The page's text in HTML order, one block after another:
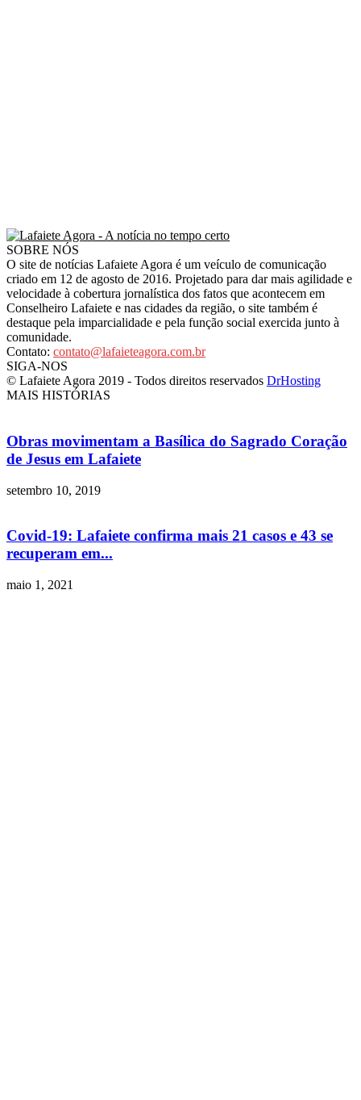
SOBRE NÓS
O site de notícias Lafaiete Agora é um veículo de comunicação
criado em 12 de agosto de 2016. Projetado para dar mais agilidade e
velocidade à cobertura jornalística dos fatos que acontecem em
Conselheiro Lafaiete e nas cidades da região, o site também é
destaque pela imparcialidade e pela função social exercida junto à
comunidade.
Contato: contato@lafaieteagora.com.br
SIGA-NOS
© Lafaiete Agora 2019 - Todos direitos reservados DrHosting
MAIS HISTÓRIAS
Obras movimentam a Basílica do Sagrado Coração
de Jesus em Lafaiete
setembro 10, 2019
Covid-19: Lafaiete confirma mais 21 casos e 43 se
recuperam em...
maio 1, 2021